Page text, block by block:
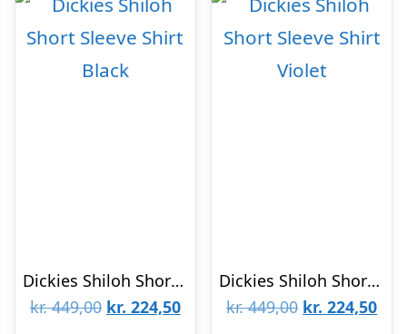
Dickies Shiloh Short Sleeve Shirt Black
kr.449,00 Den
kr. 224,50Den
Dickies Shiloh Short Sleeve Shirt Violet
kr.449,00 Den
kr. 224,50Den